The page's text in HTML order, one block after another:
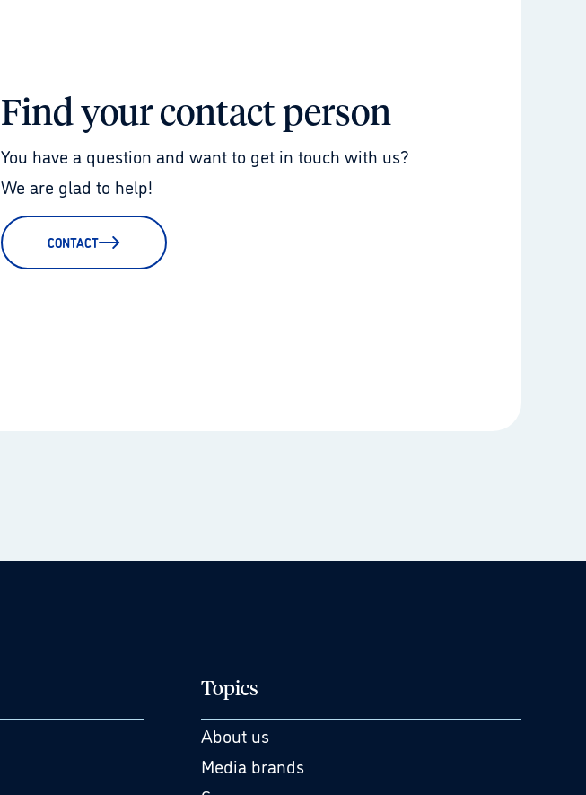
Find your contact person
You have a question and want to get in touch with us?
We are glad to help!
CONTACT
Topics
About us
Media brands